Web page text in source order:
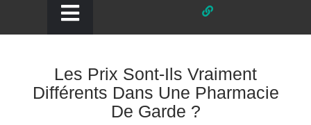
Les Prix Sont-Ils Vraiment
Différents Dans Une Pharmacie
De Garde ?